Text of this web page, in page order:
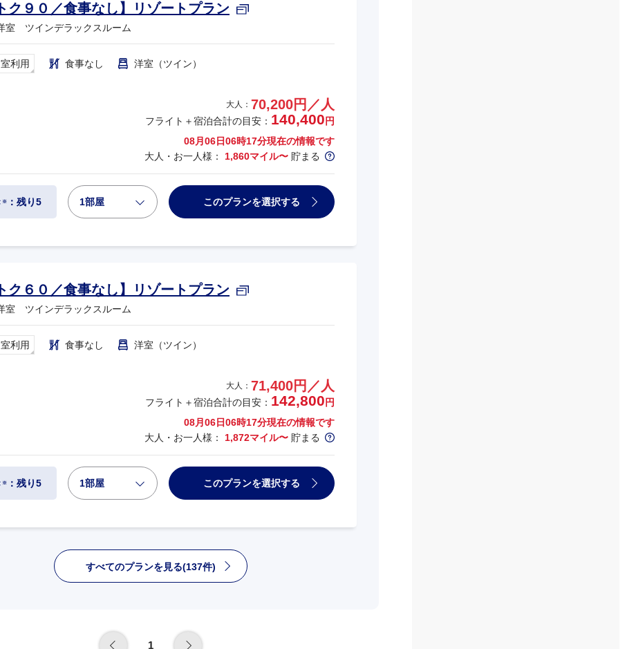
ク９０／食事なし】リゾートプラン
ツインデラックスルーム
利用 食事なし 洋室（ツイン）
大人： 70,200円／人
フライト＋宿泊合計の目安： 140,400 円
08月06日06時17分現在の情報です
大人・お一人様： 1,860マイル〜 貯まる
※：残り5 1部屋 このプランを選択する
ク６０／食事なし】リゾートプラン
ツインデラックスルーム
利用 食事なし 洋室（ツイン）
大人： 71,400円／人
フライト＋宿泊合計の目安： 142,800 円
08月06日06時17分現在の情報です
大人・お一人様： 1,872マイル〜 貯まる
※：残り5 1部屋 このプランを選択する
すべてのプランを見る(137件)
1